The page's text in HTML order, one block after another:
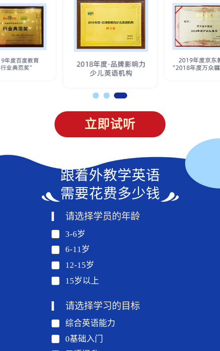
立即试听
跟着外教学英语
需要花费多少钱
请选择学员的年龄
3-6岁
6-11岁
12-15岁
15岁以上
请选择学习的目标
综合英语能力
0基础入门